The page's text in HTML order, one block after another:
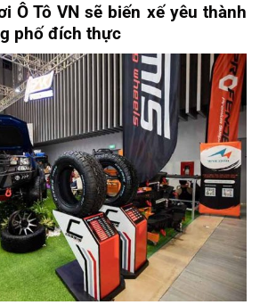
Ô Tô VN sẽ biến xế yêu thành
phố đích thực